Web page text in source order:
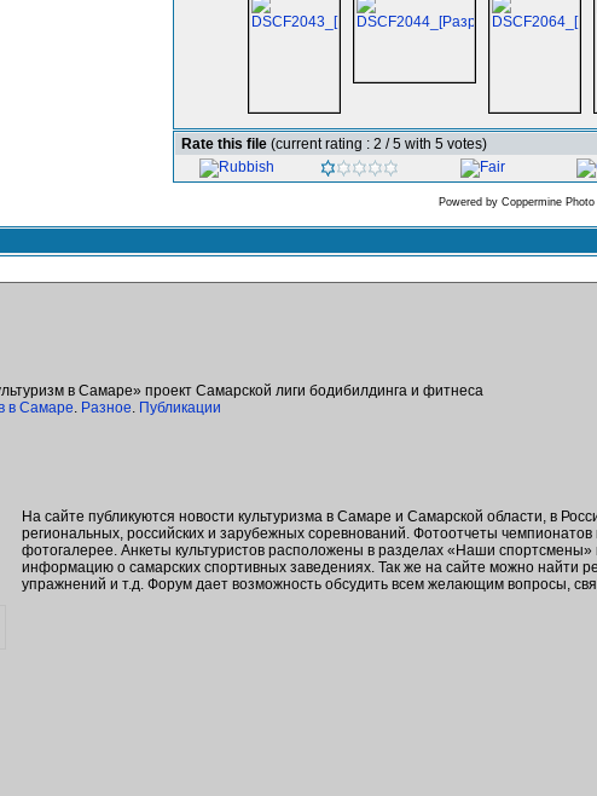
Rate this file (current rating : 2 / 5 with 5 votes)
Powered by Coppermine Photo
в Самаре» проект Самарской лиги бодибилдинга и фитнеса
в Самаре. Разное. Публикации
На сайте публикуются новости культуризма в Самаре и Самарской области, в
региональных, российских и зарубежных соревнований. Фотоотчеты
фотогалерее. Анкеты культуристов расположены в разделах «Наши
информацию о самарских спортивных заведениях. Так же на сайте можно найти
упражнений и т.д. Форум дает возможность обсудить всем желающим вопросы,